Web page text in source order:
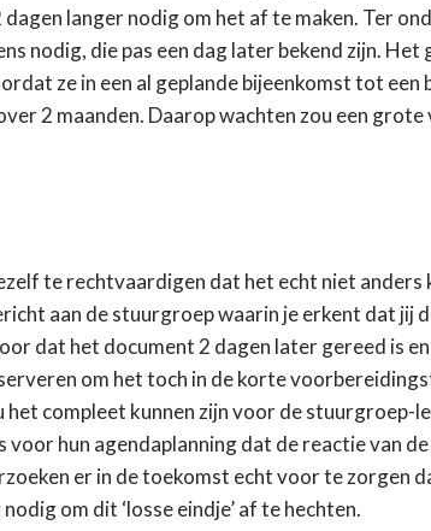
langer nodig om het af te maken. Ter
nodig, die pas een dag later bekend zijn. Het
ze in een al geplande bijeenkomst tot een
2 maanden. Daarop wachten zou een
te rechtvaardigen dat het echt niet anders
aan de stuurgroep waarin je erkent dat jij
dat het document 2 dagen later gereed is
om het toch in de korte
compleet kunnen zijn voor de stuurgroep-
hun agendaplanning dat de reactie van
er in de toekomst echt voor te zorgen
om dit ‘losse eindje’ af te hechten.